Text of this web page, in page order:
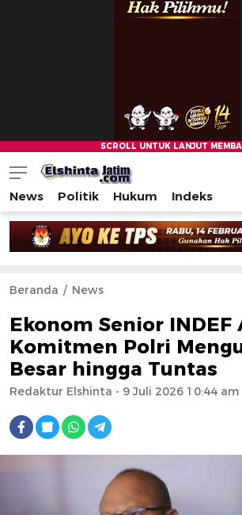
News Politik Hukum Indeks
Beranda News
Ekonom Senior INDEF
Komitmen Polri
Besar hingga Tuntas
Redaktur Elshinta - 9 Juli 2026 10:44 am